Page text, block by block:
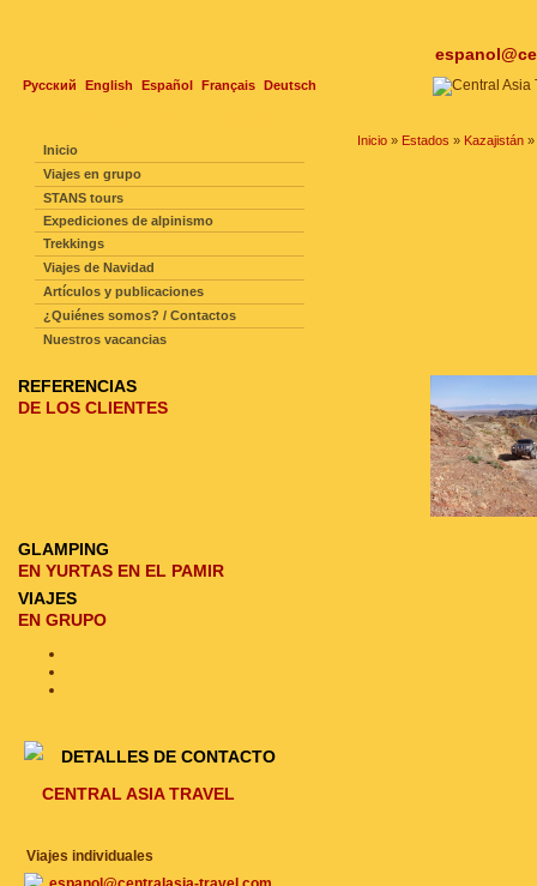
Русский English Español Français Deutsch
Inicio » Estados » Kazajistán »
Inicio
Viajes en grupo
STANS tours
Expediciones de alpinismo
Trekkings
Viajes de Navidad
Artículos y publicaciones
¿Quiénes somos? / Contactos
Nuestros vacancias
REFERENCIAS
DE LOS CLIENTES
GLAMPING
EN YURTAS EN EL PAMIR
VIAJES
EN GRUPO
DETALLES DE CONTACTO
CENTRAL ASIA TRAVEL
Viajes individuales